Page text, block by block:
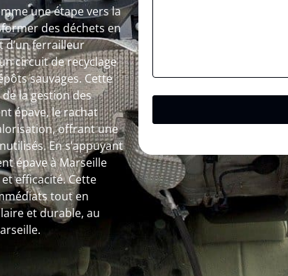
une étape vers la
des déchets en
d’un ferrailleur
circuit de recyclage
sauvages. Cette
la gestion des
épave, le rachat
offrant une
En s’appuyant
épave à Marseille
efficacité. Cette
tout en
et durable, au